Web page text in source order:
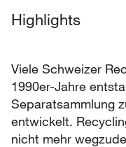
Highlights
Viele Schweizer
1990er-Jahre
Separatsammlung
entwickelt.
nicht mehr